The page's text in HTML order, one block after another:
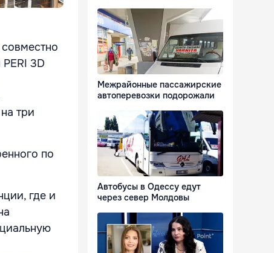
3D
три
по
где и
Межрайонные пассажирские
автоперевозки подорожали
Автобусы в Одессу едут
через север Молдовы